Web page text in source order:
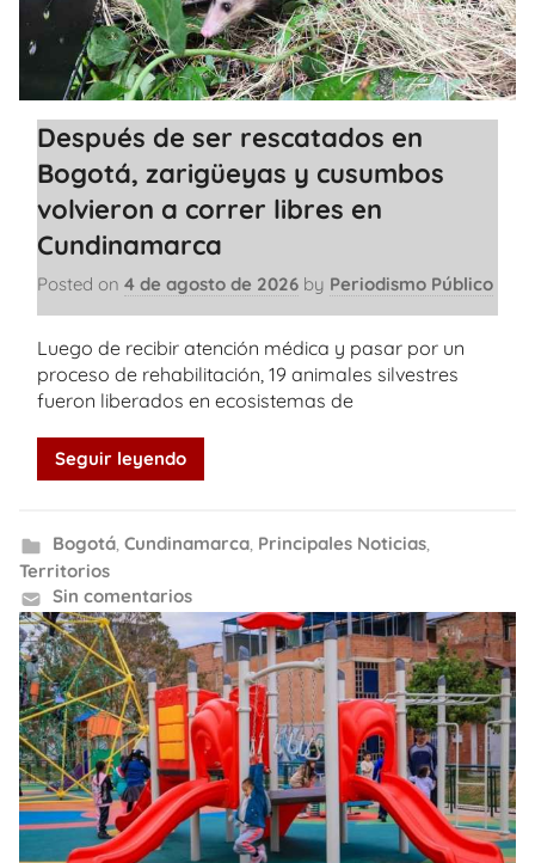
Después de ser rescatados en
Bogotá, zarigüeyas y cusumbos
volvieron a correr libres en
Cundinamarca
Posted on 4 de agosto de 2026 by Periodismo Público
Luego de recibir atención médica y pasar por un
proceso de rehabilitación, 19 animales silvestres
fueron liberados en ecosistemas de
Seguir leyendo
Bogotá, Cundinamarca, Principales Noticias,
Territorios
Sin comentarios